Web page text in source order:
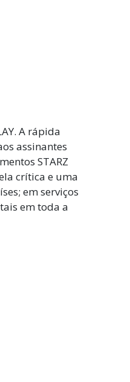
A rápida
assinantes
STARZ
crítica e uma
em serviços
em toda a